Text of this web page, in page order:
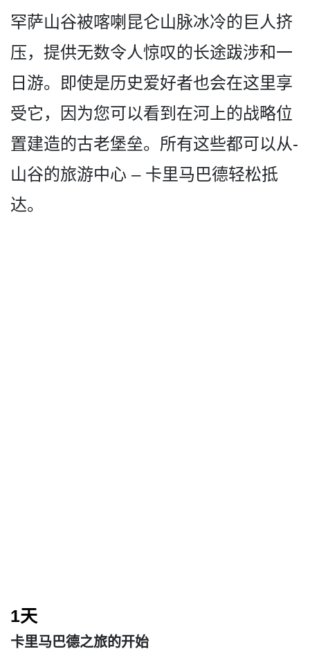
罕萨山谷被喀喇昆仑山脉冰冷­的巨人挤
压，提供无数令人惊叹的长途跋涉和一
日游。­即使是历史爱好者也会在这里享
受它，因为您可以看到­在河上的战略位
置建造的古老堡垒。所有这些都可以从­
山谷的旅游中心 – 卡里马巴德轻松抵
达。
1天
卡里马巴德之旅的开始